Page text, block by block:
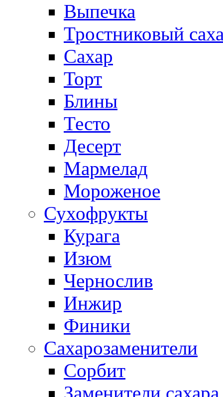
Выпечка
Тростниковый
Сахар
Торт
Блины
Тесто
Десерт
Мармелад
Мороженое
Сухофрукты
Курага
Изюм
Чернослив
Инжир
Финики
Сахарозаменители
Сорбит